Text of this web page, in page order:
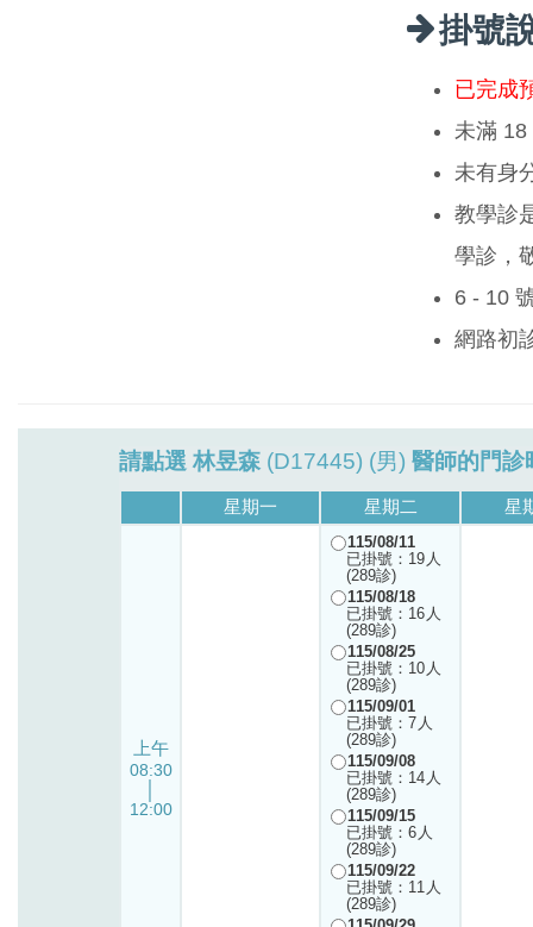
掛號
已完成
未滿 18
未有身
教學診
學診，
6 - 10
網路初